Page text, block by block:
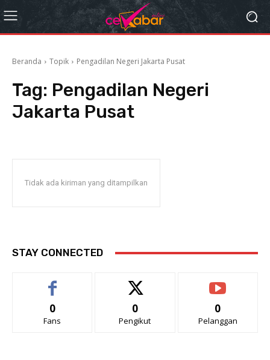
Beranda Topik Pengadilan Negeri Jakarta Pusat
Tag: Pengadilan Negeri
Jakarta Pusat
Tidak ada kiriman yang ditampilkan
STAY CONNECTED
0
Fans
0
Pengikut
0
Pelanggan